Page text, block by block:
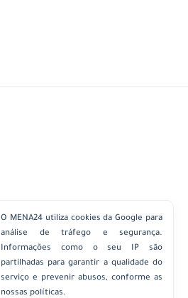
O MENA24 utiliza cookies da Google para
análise de tráfego e segurança.
Informações como o seu IP são
partilhadas para garantir a qualidade do
serviço e prevenir abusos, conforme as
nossas políticas.